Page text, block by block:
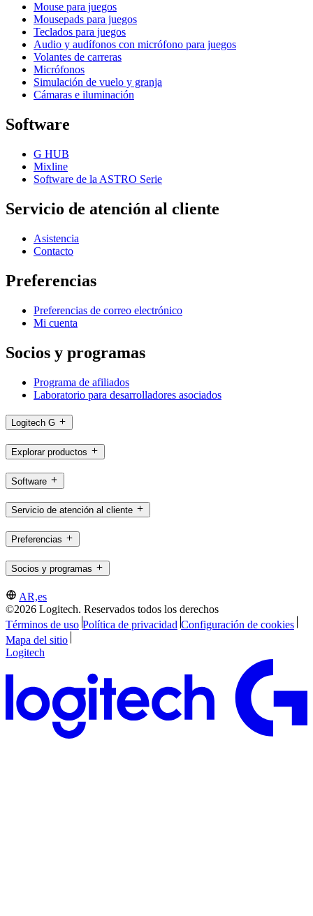
Mouse para juegos
Mousepads para juegos
Teclados para juegos
Audio y audífonos con micrófono para juegos
Volantes de carreras
Micrófonos
Simulación de vuelo y granja
Cámaras e iluminación
Software
G HUB
Mixline
Software de la ASTRO Serie
Servicio de atención al cliente
Asistencia
Contacto
Preferencias
Preferencias de correo electrónico
Mi cuenta
Socios y programas
Programa de afiliados
Laboratorio para desarrolladores asociados
Logitech G
Explorar productos
Software
Servicio de atención al cliente
Preferencias
Socios y programas
AR,es
©2026 Logitech. Reservados todos los derechos
Términos de uso Política de privacidad Configuración de cookies
Mapa del sitio
Logitech